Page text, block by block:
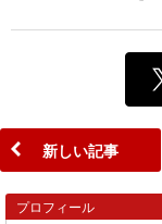
新しい記事
プロフィール